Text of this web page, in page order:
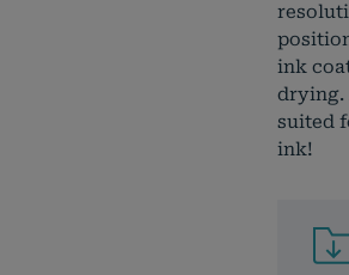
ink
drying.
suited
ink!